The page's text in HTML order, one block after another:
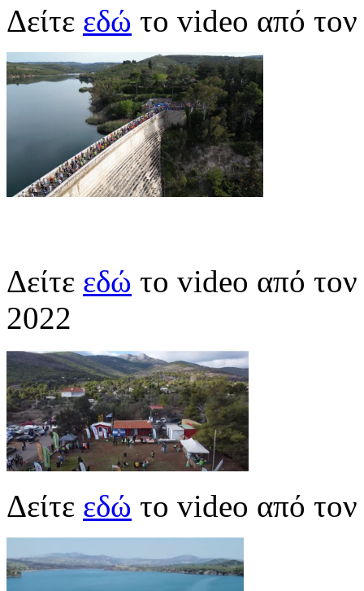
Δείτε εδώ το video από
Δείτε εδώ το video από
2022
Δείτε εδώ το video από